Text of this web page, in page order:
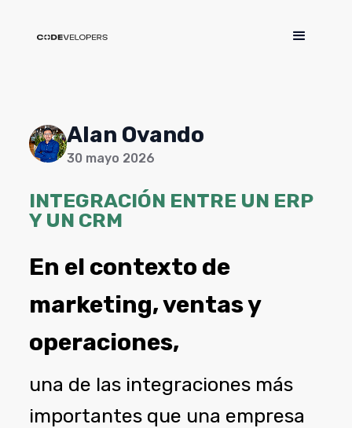
Alan Ovando
30 mayo 2026
INTEGRACIÓN ENTRE UN ERP
Y UN CRM
En el contexto de
marketing, ventas y
operaciones,
una de las integraciones más
importantes que una empresa